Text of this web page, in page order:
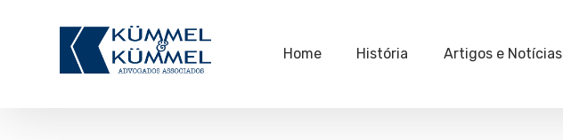
Home História Artigos e Notícias